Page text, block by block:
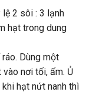
2 sôi : 3 lạnh
hạt trong dung
Dùng một
nơi tối, ấm. Ủ
hạt nứt nanh thì